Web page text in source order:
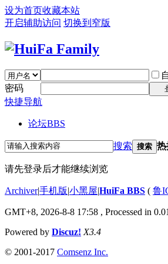
设为首页收藏本站
开启辅助访问 切换到窄版
密码
快捷导航
论坛BBS
搜索 搜索 热
请先登录后才能继续浏览
Archiver|手机版|小黑屋|HuiFa BBS ( 鲁
GMT+8, 2026-8-8 17:58 , Processed in
Powered by Discuz! X3.4
© 2001-2017 Comsenz Inc.